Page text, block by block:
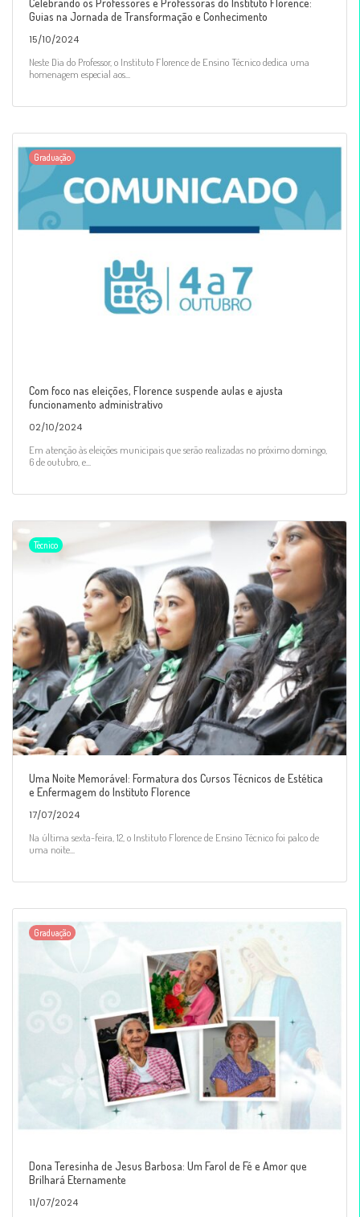
Guias na Jornada de Transformação e Conhecimento
15/10/2024
Neste Dia do Professor, o Instituto Florence de Ensino Técnico dedica uma
homenagem especial aos...
Graduação
Com foco nas eleições, Florence suspende aulas e ajusta
funcionamento administrativo
02/10/2024
Em atenção às eleições municipais que serão realizadas no próximo domingo,
6 de outubro, e...
Técnico
Uma Noite Memorável: Formatura dos Cursos Técnicos de Estética
e Enfermagem do Instituto Florence
17/07/2024
Na última sexta-feira, 12, o Instituto Florence de Ensino Técnico foi palco de
uma noite...
Graduação
Dona Teresinha de Jesus Barbosa: Um Farol de Fé e Amor que
Brilhará Eternamente
11/07/2024